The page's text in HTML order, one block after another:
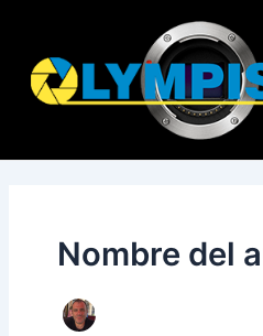
contenido
Nombre del